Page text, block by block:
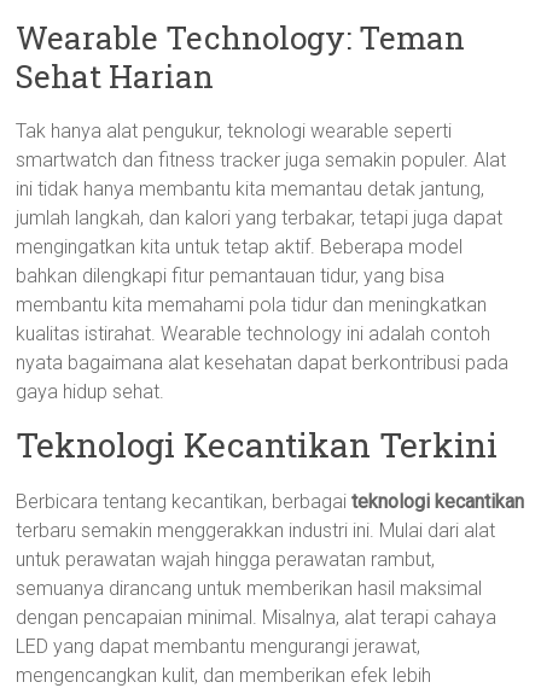
Wearable Technology: Teman
Sehat Harian
Tak hanya alat pengukur, teknologi wearable seperti
smartwatch dan fitness tracker juga semakin populer. Alat
ini tidak hanya membantu kita memantau detak jantung,
jumlah langkah, dan kalori yang terbakar, tetapi juga dapat
mengingatkan kita untuk tetap aktif. Beberapa model
bahkan dilengkapi fitur pemantauan tidur, yang bisa
membantu kita memahami pola tidur dan meningkatkan
kualitas istirahat. Wearable technology ini adalah contoh
nyata bagaimana alat kesehatan dapat berkontribusi pada
gaya hidup sehat.
Teknologi Kecantikan Terkini
Berbicara tentang kecantikan, berbagaiteknologi kecantikan
terbaru semakin menggerakkan industri ini. Mulai dari alat
untuk perawatan wajah hingga perawatan rambut,
semuanya dirancang untuk memberikan hasil maksimal
dengan pencapaian minimal. Misalnya, alat terapi cahaya
LED yang dapat membantu mengurangi jerawat,
mengencangkan kulit, dan memberikan efek lebih